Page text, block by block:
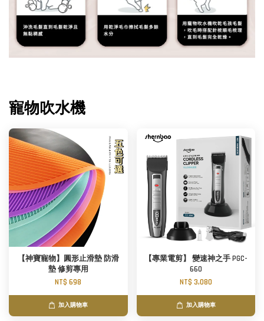
寵物吹水機
【神寶寵物】圓形止滑墊 防滑
墊 修剪專用
NT$ 698
加入購物車
【專業電剪】 變速神之手 PGC-
660
NT$ 3,080
加入購物車